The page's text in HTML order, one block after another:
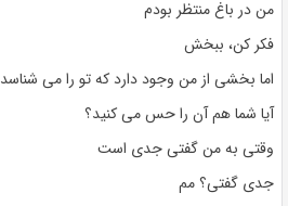
من در باغ منتظر بودم
فکر کن، ببخش
اما بخشی از من وجود دارد که تو را می شناسد
آیا شما هم آن را حس می کنید؟
وقتی به من گفتی جدی است
جدی گفتی؟ مم